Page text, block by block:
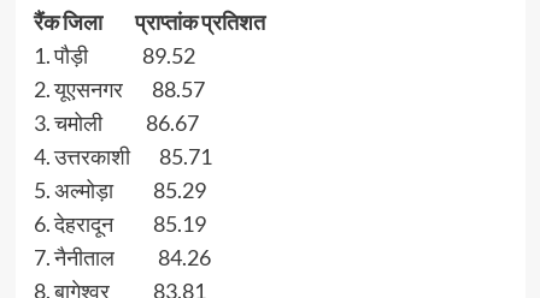
रैंक जिला प्राप्तांक प्रतिशत
1. पौड़ी 89.52
2. यूएसनगर 88.57
3. चमोली 86.67
4. उत्तरकाशी 85.71
5. अल्मोड़ा 85.29
6. देहरादून 85.19
7. नैनीताल 84.26
8. बागेश्वर 83.81